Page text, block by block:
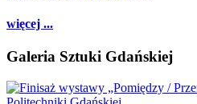
więcej ...
Galeria Sztuki Gdańskiej